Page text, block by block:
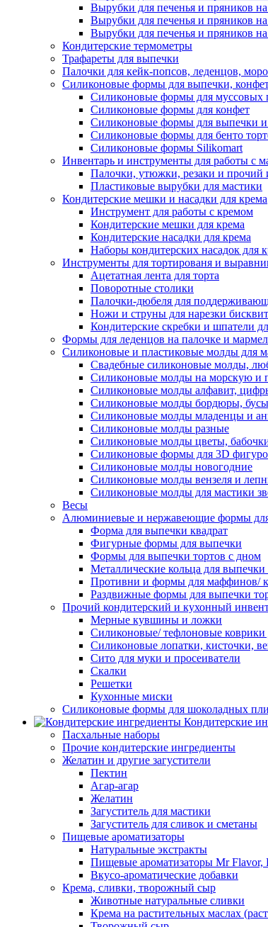
Вырубки для печенья и пряников
Вырубки для печенья и пряников
Вырубки для печенья и пряников на
Кондитерские термометры
Трафареты для выпечки
Палочки для кейк-попсов, леденцов,
Силиконовые формы для выпечки,
Силиконовые формы для
Силиконовые формы для конфет
Силиконовые формы для выпечки и
Силиконовые формы для бенто
Силиконовые формы Silikomart
Инвентарь и инструменты для работы с
Палочки, утюжки, резаки и прочий
Пластиковые вырубки для мастики
Кондитерские мешки и насадки для крема
Инструмент для работы с кремом
Кондитерские мешки для крема
Кондитерские насадки для крема
Наборы кондитерских насадок для
Инструменты для тортированя и
Ацетатная лента для торта
Поворотные столики
Палочки-дюбеля для
Ножи и струны для нарезки
Кондитерские скребки и шпатели
Формы для леденцов на палочке и
Силиконовые и пластиковые молды для
Свадебные силиконовые молды,
Силиконовые молды на морскую и
Силиконовые молды алфавит,
Силиконовые молды бордюры, бусы
Силиконовые молды младенцы и
Силиконовые молды разные
Силиконовые молды цветы,
Силиконовые формы для 3D
Силиконовые молды новогодние
Силиконовые молды вензеля и
Силиконовые молды для мастики
Весы
Алюминиевые и нержавеющие формы
Форма для выпечки квадрат
Фигурные формы для выпечки
Формы для выпечки тортов с дном
Металлические кольца для выпечки
Противни и формы для маффинов/
Раздвижные формы для выпечки
Прочий кондитерский и кухонный
Мерные кувшины и ложки
Силиконовые/ тефлоновые коврики
Силиконовые лопатки, кисточки,
Сито для муки и просеиватели
Скалки
Решетки
Кухонные миски
Силиконовые формы для шоколадных
Кондитерские
Пасхальные наборы
Прочие кондитерские ингредиенты
Желатин и другие загустители
Пектин
Агар-агар
Желатин
Загуститель для мастики
Загуститель для сливок и сметаны
Пищевые ароматизаторы
Натуральные экстракты
Пищевые ароматизаторы Mr Flavor,
Вкусо-ароматические добавки
Крема, сливки, творожный сыр
Животные натуральные сливки
Крема на растительных маслах